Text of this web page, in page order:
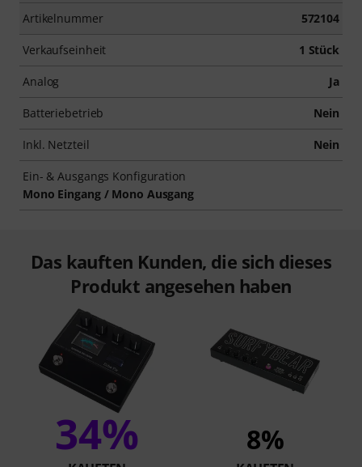
Artikelnummer 572104
Verkaufseinheit 1 Stück
Analog Ja
Batteriebetrieb Nein
Inkl. Netzteil Nein
Ein- & Ausgangs Konfiguration
Mono Eingang / Mono Ausgang
Das kauften Kunden, die sich dieses
Produkt angesehen haben
34% 8%